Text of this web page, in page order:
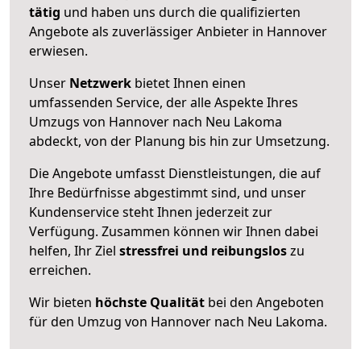
tätig und haben uns durch die qualifizierten
Angebote als zuverlässiger Anbieter in Hannover
erwiesen.
Unser Netzwerk bietet Ihnen einen
umfassenden Service, der alle Aspekte Ihres
Umzugs von Hannover nach Neu Lakoma
abdeckt, von der Planung bis hin zur Umsetzung.
Die Angebote umfasst Dienstleistungen, die auf
Ihre Bedürfnisse abgestimmt sind, und unser
Kundenservice steht Ihnen jederzeit zur
Verfügung. Zusammen können wir Ihnen dabei
helfen, Ihr Ziel stressfrei und reibungsloszu
erreichen.
Wir bieten höchste Qualität bei den Angeboten
für den Umzug von Hannover nach Neu Lakoma.